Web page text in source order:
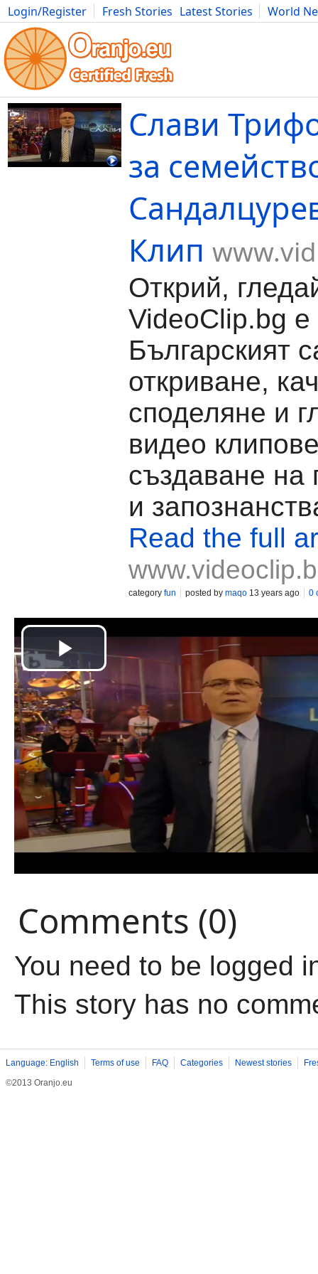
Login/Register Fresh Stories Latest Stories
World
Movies Anime Music Art Cars Advice Science
Слави
за
Клип
Открий,
VideoClip.bg е
Българският
откриване,
споделяне и
видео
създаване на
и
Read the full
category fun posted by maqo 13 years ago 0
Comments (0)
You need to be logged
This story has no
Language: English Terms of use FAQ Categories Newest stories
©2013 Oranjo.eu